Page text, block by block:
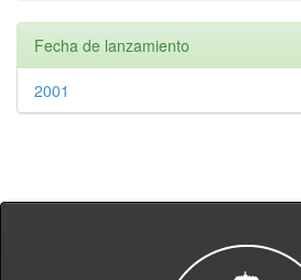
Fecha de lanzamiento
2001